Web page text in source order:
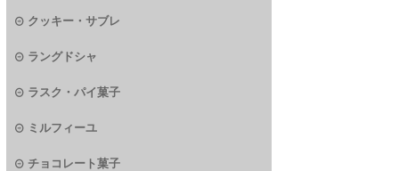
クッキー・サブレ
ラングドシャ
ラスク・パイ菓子
ミルフィーユ
チョコレート菓子